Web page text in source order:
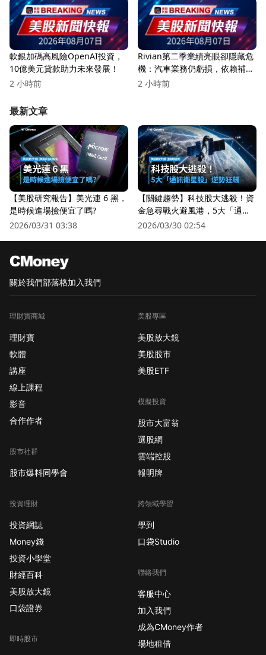
軟銀加碼高風險OpenAI投資，
10億美元貸款助力未來發展！
2 小時前
Rivian第二季業績亮眼卻隱藏危
機：汽車業務仍虧損，依賴補貼
與合作
2 小時前
最新文章
【美股研究報告】美光連 6 黑，
是時候進場撿便宜了嗎?
2026/03/31 03:38
【關鍵趨勢】科技股大逃殺！資
金急尋戰火避風港，5大「通訊
衛星股」逆勢狂飆
2026/03/30 02:54
關於我們部落格加入我們
理財寶商城
理財寶
軟體
講座
線上課程
影音
合作作者
股市社群
股市爆料同學會
投資理財
投資網誌
Money錢
投資小學堂
財經百科
美股放大鏡
口袋證券
即時股市
美股專區
美股放大鏡
美股股市
美股ETF
模擬投資
股市大富翁
選股網
雲端控股
報明牌
跨領域學習
學到
口袋Studio
聯絡我們
客服中心
加入我們
成為CMoney作者
場地租借